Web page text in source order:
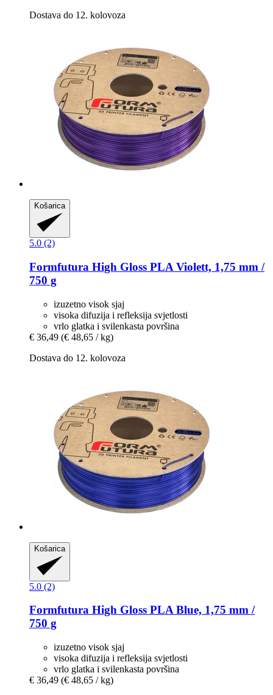
Dostava do 12. kolovoza
Košarica
5.0 (2)
Formfutura High Gloss PLA Violett, 1,75 mm /
750 g
izuzetno visok sjaj
visoka difuzija i refleksija svjetlosti
vrlo glatka i svilenkasta površina
€ 36,49 (€ 48,65 / kg)
Dostava do 12. kolovoza
Košarica
5.0 (2)
Formfutura High Gloss PLA Blue, 1,75 mm /
750 g
izuzetno visok sjaj
visoka difuzija i refleksija svjetlosti
vrlo glatka i svilenkasta površina
€ 36,49 (€ 48,65 / kg)